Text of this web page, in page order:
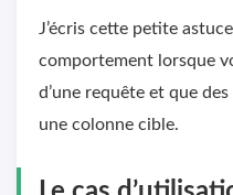
J’écris cette petite
comportement lorsque
d’une requête et que
une colonne cible.